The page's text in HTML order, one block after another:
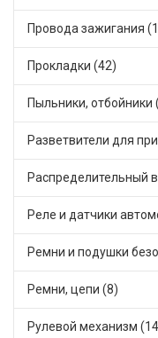
Провода зажигания
Прокладки (42)
Пыльники, отбойники
Ремни, цепи (8)
Рулевой механизм